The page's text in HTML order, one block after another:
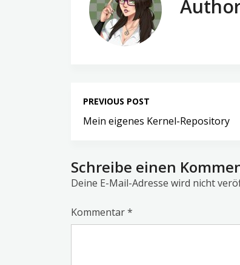
PREVIOUS POST
Mein eigenes Kernel-Repository
Schreibe einen
Deine E-Mail-Adresse wird nicht
Kommentar*